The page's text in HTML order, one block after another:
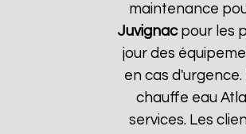
maintenance
Juvignacpour les
jour des
en cas
chauffe eau
services. Les